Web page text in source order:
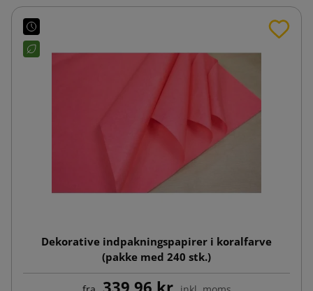
Dekorative indpakningspapirer i koralfarve
(pakke med 240 stk.)
339,96 kr